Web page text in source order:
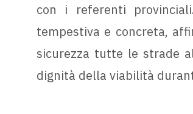
con i referenti
tempestiva e concreta,
sicurezza tutte le strade
dignità della viabilità